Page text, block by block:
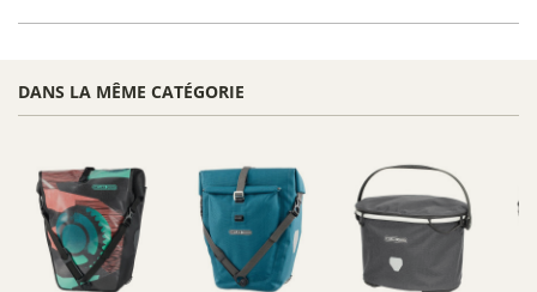
DANS LA MÊME CATÉGORIE